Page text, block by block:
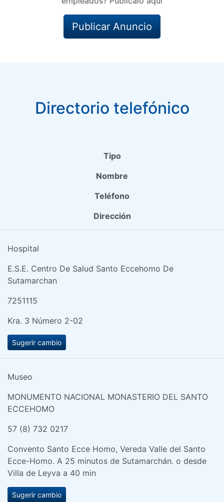
Publicar Anuncio
Directorio telefónico
Tipo
Nombre
Teléfono
Dirección
Hospital
E.S.E. Centro De Salud Santo Eccehomo De
Sutamarchan
7251115
Kra. 3 Número 2-02
Sugerir cambio
Museo
MONUMENTO NACIONAL MONASTERIO DEL SANTO
ECCEHOMO
57 (8) 732 0217
Convento Santo Ecce Homo, Vereda Valle del Santo
Ecce-Homo. A 25 minutos de Sutamarchán. o desde
Villa de Leyva a 40 min
Sugerir cambio